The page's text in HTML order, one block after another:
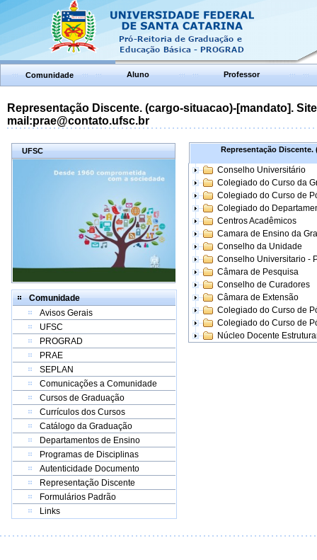
Comunidade Aluno Professor
Representação Discente. (cargo-situacao)-[mandato].
mail:prae@contato.ufsc.br
UFSC
Comunidade
Avisos Gerais
UFSC
PROGRAD
PRAE
SEPLAN
Comunicações a Comunidade
Cursos de Graduação
Currículos dos Cursos
Catálogo da Graduação
Departamentos de Ensino
Programas de Disciplinas
Autenticidade Documento
Representação Discente
Formulários Padrão
Links
Representação Discente.
Conselho Universitário
Colegiado do Curso da
Colegiado do Curso de
Colegiado do
Centros Acadêmicos
Camara de Ensino da
Conselho da Unidade
Conselho Universitario -
Câmara de Pesquisa
Conselho de Curadores
Câmara de Extensão
Colegiado do Curso de
Colegiado do Curso de
Núcleo Docente